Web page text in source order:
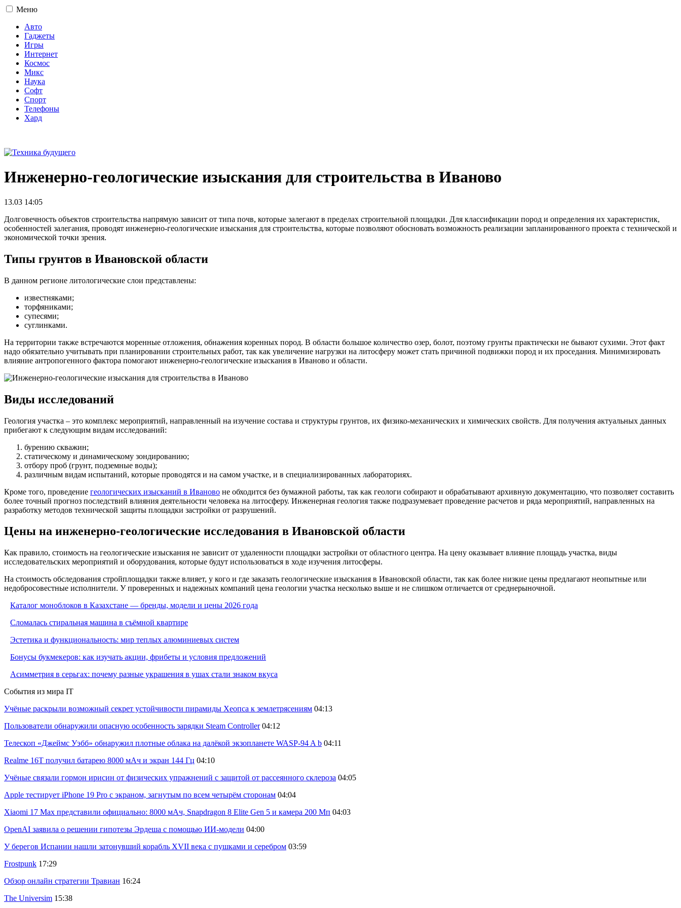
Меню
Авто
Гаджеты
Игры
Интернет
Космос
Микс
Наука
Софт
Спорт
Телефоны
Хард
Инженерно-геологические изыскания для строительства в Иваново
13.03 14:05
Долговечность объектов строительства напрямую зависит от типа почв, которые залегают в пределах строительной площадки. Для классификации пород и определения их характеристик,
особенностей залегания, проводят инженерно-геологические изыскания для строительства, которые позволяют обосновать возможность реализации запланированного проекта с технической и
экономической точки зрения.
Типы грунтов в Ивановской области
В данном регионе литологические слои представлены:
известняками;
торфяниками;
супесями;
суглинками.
На территории также встречаются моренные отложения, обнажения коренных пород. В области большое количество озер, болот, поэтому грунты практически не бывают сухими. Этот факт
надо обязательно учитывать при планировании строительных работ, так как увеличение нагрузки на литосферу может стать причиной подвижки пород и их проседания. Минимизировать
влияние антропогенного фактора помогают инженерно-геологические изыскания в Иваново и области.
Виды исследований
Геология участка – это комплекс мероприятий, направленный на изучение состава и структуры грунтов, их физико-механических и химических свойств. Для получения актуальных данных
прибегают к следующим видам исследований:
бурению скважин;
статическому и динамическому зондированию;
отбору проб (грунт, подземные воды);
различным видам испытаний, которые проводятся и на самом участке, и в специализированных лабораториях.
Кроме того, проведение геологических изысканий в Иваново не обходится без бумажной работы, так как геологи собирают и обрабатывают архивную документацию, что позволяет составить
более точный прогноз последствий влияния деятельности человека на литосферу. Инженерная геология также подразумевает проведение расчетов и ряда мероприятий, направленных на
разработку методов технической защиты площадки застройки от разрушений.
Цены на инженерно-геологические исследования в Ивановской области
Как правило, стоимость на геологические изыскания не зависит от удаленности площадки застройки от областного центра. На цену оказывает влияние площадь участка, виды
исследовательских мероприятий и оборудования, которые будут использоваться в ходе изучения литосферы.
На стоимость обследования стройплощадки также влияет, у кого и где заказать геологические изыскания в Ивановской области, так как более низкие цены предлагают неопытные или
недобросовестные исполнители. У проверенных и надежных компаний цена геологии участка несколько выше и не слишком отличается от среднерыночной.
Каталог моноблоков в Казахстане — бренды, модели и цены 2026 года
Сломалась стиральная машина в съёмной квартире
Эстетика и функциональность: мир теплых алюминиевых систем
Бонусы букмекеров: как изучать акции, фрибеты и условия предложений
Асимметрия в серьгах: почему разные украшения в ушах стали знаком вкуса
События из мира IT
Учёные раскрыли возможный секрет устойчивости пирамиды Хеопса к землетрясениям 04:13
Пользователи обнаружили опасную особенность зарядки Steam Controller 04:12
Телескоп «Джеймс Уэбб» обнаружил плотные облака на далёкой экзопланете WASP-94 A b 04:11
Realme 16T получил батарею 8000 мАч и экран 144 Гц 04:10
Учёные связали гормон ирисин от физических упражнений с защитой от рассеянного склероза 04:05
Apple тестирует iPhone 19 Pro с экраном, загнутым по всем четырём сторонам 04:04
Xiaomi 17 Max представили официально: 8000 мАч, Snapdragon 8 Elite Gen 5 и камера 200 Мп 04:03
OpenAI заявила о решении гипотезы Эрдеша с помощью ИИ-модели 04:00
У берегов Испании нашли затонувший корабль XVII века с пушками и серебром 03:59
Frostpunk 17:29
Обзор онлайн стратегии Травиан 16:24
The Universim 15:38